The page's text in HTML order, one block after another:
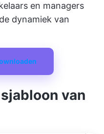
en managers
dynamiek van
van